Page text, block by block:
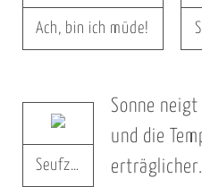
Ach, bin ich müde!
Seufz…
Sonne
und die